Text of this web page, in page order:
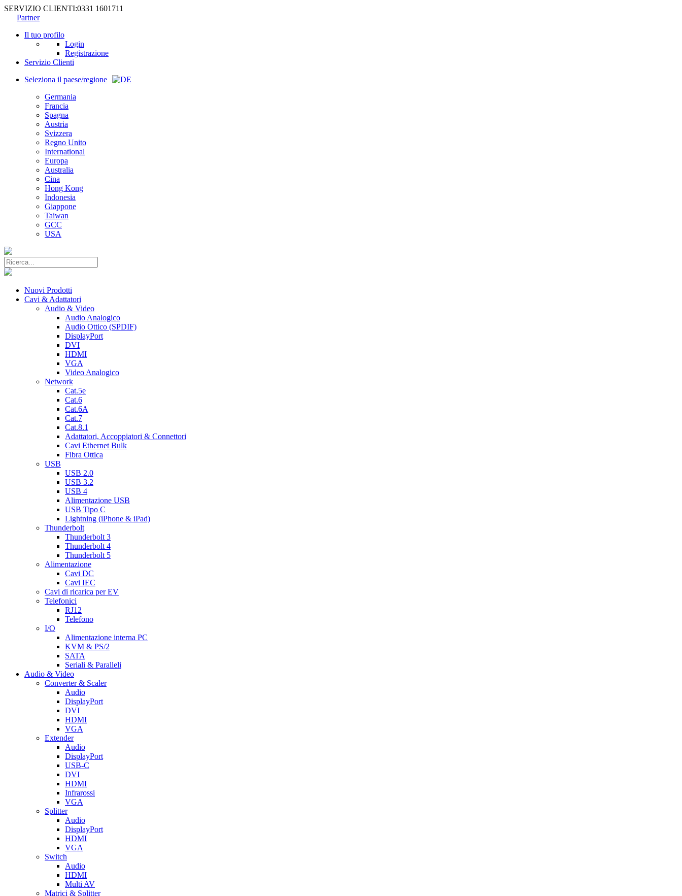
SERVIZIO CLIENTI:0331 1601711
Partner
Il tuo profilo
Login
Registrazione
Servizio Clienti
Seleziona il paese/regione
Germania
Francia
Spagna
Austria
Svizzera
Regno Unito
International
Europa
Australia
Cina
Hong Kong
Indonesia
Giappone
Taiwan
GCC
USA
Nuovi Prodotti
Cavi & Adattatori
Audio & Video
Audio Analogico
Audio Ottico (SPDIF)
DisplayPort
DVI
HDMI
VGA
Video Analogico
Network
Cat.5e
Cat.6
Cat.6A
Cat.7
Cat.8.1
Adattatori, Accoppiatori & Connettori
Cavi Ethernet Bulk
Fibra Ottica
USB
USB 2.0
USB 3.2
USB 4
Alimentazione USB
USB Tipo C
Lightning (iPhone & iPad)
Thunderbolt
Thunderbolt 3
Thunderbolt 4
Thunderbolt 5
Alimentazione
Cavi DC
Cavi IEC
Cavi di ricarica per EV
Telefonici
RJ12
Telefono
I/O
Alimentazione interna PC
KVM & PS/2
SATA
Seriali & Paralleli
Audio & Video
Converter & Scaler
Audio
DisplayPort
DVI
HDMI
VGA
Extender
Audio
DisplayPort
USB-C
DVI
HDMI
Infrarossi
VGA
Splitter
Audio
DisplayPort
HDMI
VGA
Switch
Audio
HDMI
Multi AV
Matrici & Splitter